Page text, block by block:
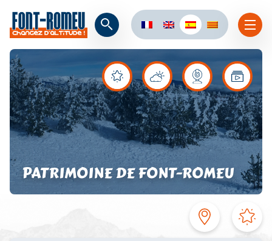
PATRIMOINE DE FONT-ROMEU